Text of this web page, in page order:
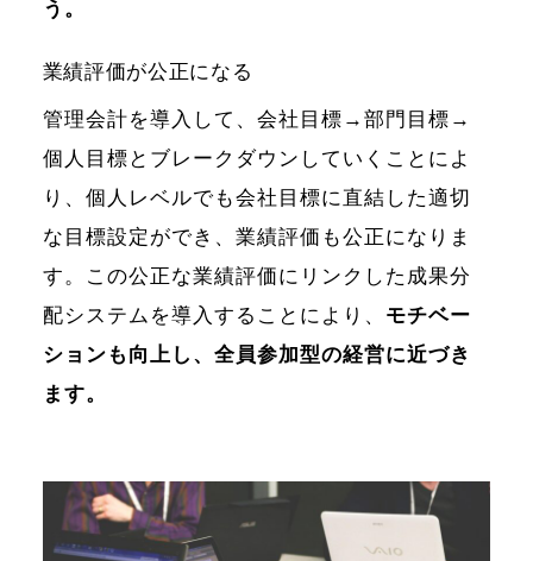
う。
業績評価が公正になる
管理会計を導入して、会社目標→部門目標→
個人目標とブレークダウンしていくことによ
り、個人レベルでも会社目標に直結した適切
な目標設定ができ、業績評価も公正になりま
す。この公正な業績評価にリンクした成果分
配システムを導入することにより、 モチベー
ションも向上し、全員参加型の経営に近づき
ます。